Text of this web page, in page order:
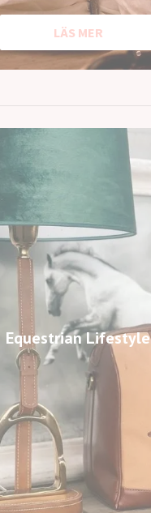
LÄS MER
Equestrian Lifestyle